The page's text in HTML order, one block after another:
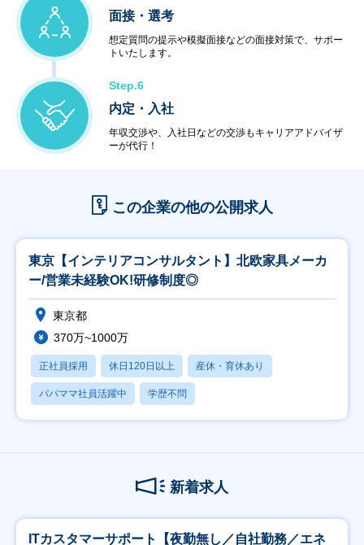
面接・選考
想定質問の提示や模擬面接などの面接対策で、サポー
トいたします。
Step.6
内定・入社
年収交渉や、入社日などの交渉もキャリアアドバイザ
ーが代行！
この企業の他の公開求人
東京【インテリアコンサルタント】北欧家具メーカ
ー/営業未経験OK!研修制度◎
東京都
370万~1000万
正社員採用 休日120日以上 産休・育休あり
パパママ社員活躍中 学歴不問
新着求人
ITカスタマーサポート【夜勤無し／自社勤務／エネ